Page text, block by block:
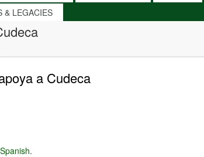
& LEGACIES
a Cudeca
.